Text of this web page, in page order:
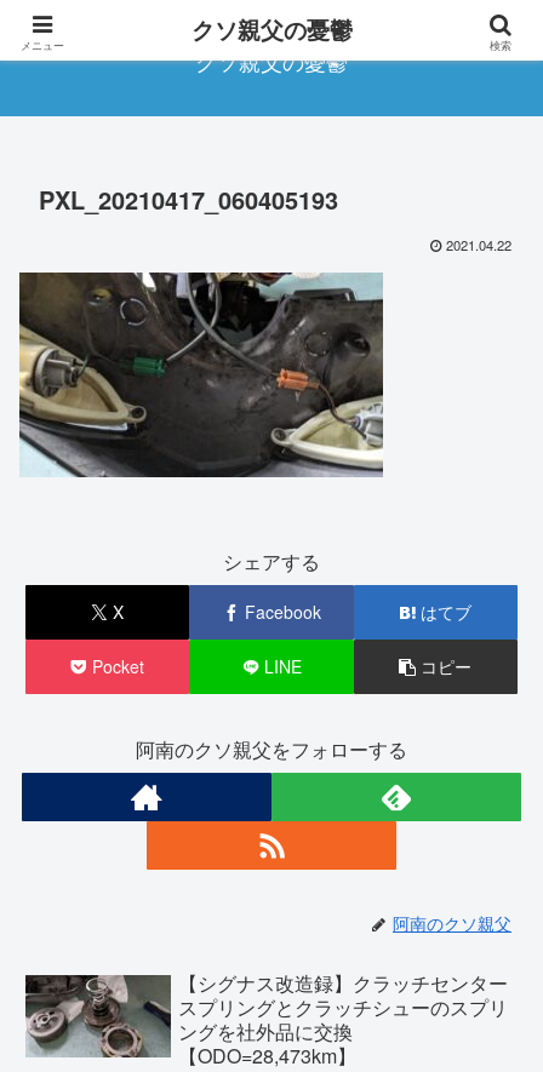
クソ親父の憂鬱
PXL_20210417_060405193
2021.04.22
シェアする
X Facebook はてブ
Pocket LINE コピー
阿南のクソ親父をフォローする
阿南のクソ親父
【シグナス改造録】クラッチセンター
スプリングとクラッチシューのスプリ
ングを社外品に交換
【ODO=28,473km】
メニュー クソ親父の憂鬱 検索